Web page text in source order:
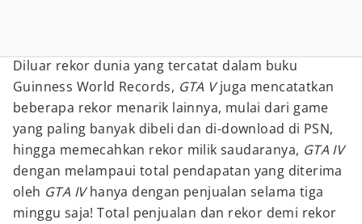
Diluar rekor dunia yang tercatat dalam buku
Guinness World Records, GTA Vjuga mencatatkan
beberapa rekor menarik lainnya, mulai dari game
yang paling banyak dibeli dan di-download di PSN,
hingga memecahkan rekor milik saudaranya, GTA IV
dengan melampaui total pendapatan yang diterima
oleh GTA IVhanya dengan penjualan selama tiga
minggu saja! Total penjualan dan rekor demi rekor